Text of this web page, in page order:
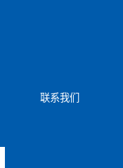
联系我们